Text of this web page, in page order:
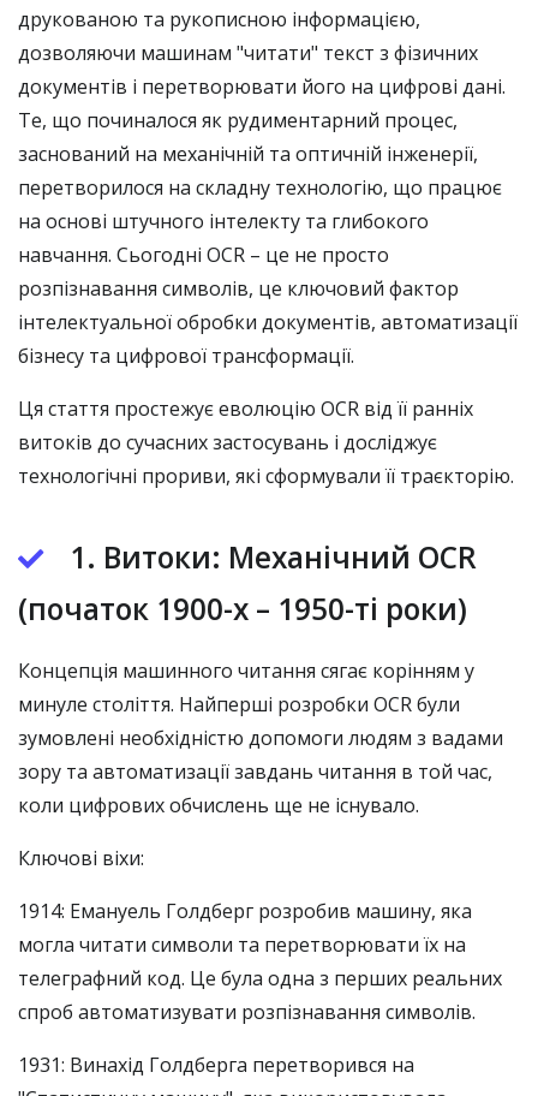
друкованою та рукописною інформацією,
дозволяючи машинам "читати" текст з фізичних
документів і перетворювати його на цифрові дані.
Те, що починалося як рудиментарний процес,
заснований на механічній та оптичній інженерії,
перетворилося на складну технологію, що працює
на основі штучного інтелекту та глибокого
навчання. Сьогодні OCR – це не просто
розпізнавання символів, це ключовий фактор
інтелектуальної обробки документів, автоматизації
бізнесу та цифрової трансформації.
Ця стаття простежує еволюцію OCR від її ранніх
витоків до сучасних застосувань і досліджує
технологічні прориви, які сформували її траєкторію.
1. Витоки: Механічний OCR
(початок 1900-х – 1950-ті роки)
Концепція машинного читання сягає корінням у
минуле століття. Найперші розробки OCR були
зумовлені необхідністю допомоги людям з вадами
зору та автоматизації завдань читання в той час,
коли цифрових обчислень ще не існувало.
Ключові віхи:
1914: Емануель Голдберг розробив машину, яка
могла читати символи та перетворювати їх на
телеграфний код. Це була одна з перших реальних
спроб автоматизувати розпізнавання символів.
1931: Винахід Голдберга перетворився на